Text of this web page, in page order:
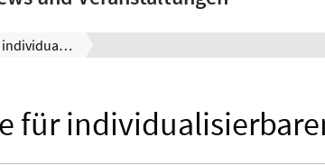
Teemaschine für individualisierbaren Tee
für